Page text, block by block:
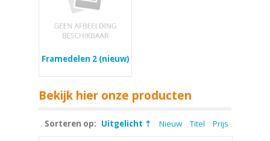
Framedelen 2 (nieuw)
Bekijk hier onze producten
Sorteren op: Uitgelicht Nieuw Titel Prijs